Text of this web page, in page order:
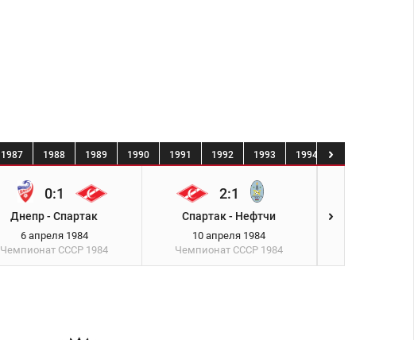
1987 1988 1989 1990 1991 1992 1993 1994
0:1
Днепр - Спартак
6 апреля 1984
Чемпионат СССР 1984
2:1
Спартак - Нефтчи
10 апреля 1984
Чемпионат СССР 1984